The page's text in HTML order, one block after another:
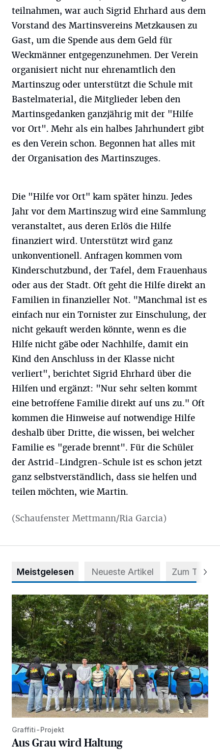
teilnahmen, war auch Sigrid Ehrhard aus dem
Vorstand des Martinsvereins Metzkausen zu
Gast, um die Spende aus dem Geld für
Weckmänner entgegenzunehmen. Der Verein
organisiert nicht nur ehrenamtlich den
Martinszug oder unterstützt die Schule mit
Bastelmaterial, die Mitglieder leben den
Martinsgedanken ganzjährig mit der "Hilfe
vor Ort". Mehr als ein halbes Jahrhundert gibt
es den Verein schon. Begonnen hat alles mit
der Organisation des Martinszuges.
Die "Hilfe vor Ort" kam später hinzu. Jedes
Jahr vor dem Martinszug wird eine Sammlung
veranstaltet, aus deren Erlös die Hilfe
finanziert wird. Unterstützt wird ganz
unkonventionell. Anfragen kommen vom
Kinderschutzbund, der Tafel, dem Frauenhaus
oder aus der Stadt. Oft geht die Hilfe direkt an
Familien in finanzieller Not. "Manchmal ist es
einfach nur ein Tornister zur Einschulung, der
nicht gekauft werden könnte, wenn es die
Hilfe nicht gäbe oder Nachhilfe, damit ein
Kind den Anschluss in der Klasse nicht
verliert", berichtet Sigrid Ehrhard über die
Hilfen und ergänzt: "Nur sehr selten kommt
eine betroffene Familie direkt auf uns zu." Oft
kommen die Hinweise auf notwendige Hilfe
deshalb über Dritte, die wissen, bei welcher
Familie es "gerade brennt". Für die Schüler
der Astrid-Lindgren-Schule ist es schon jetzt
ganz selbstverständlich, dass sie helfen und
teilen möchten, wie Martin.
(Schaufenster Mettmann/Ria Garcia)
Meistgelesen Neueste Artikel Zum Thema
Aus Grau wird Haltung
Graffiti-Projekt
Aus Grau wird Haltung